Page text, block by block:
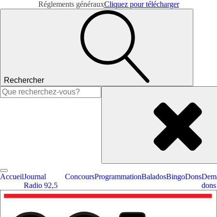
Réglements générauxCliquez pour télécharger
Rechercher
Rechercher :
AccueilJournal
Radio 92,5
ConcoursProgrammationBaladosBingoDons
dons